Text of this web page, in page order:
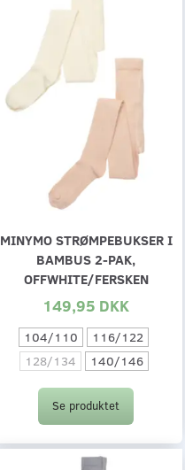
MINYMO STRØMPEBUKSER I
BAMBUS 2-PAK,
OFFWHITE/FERSKEN
149,95 DKK
104/110
116/122
128/134
140/146
Se produktet